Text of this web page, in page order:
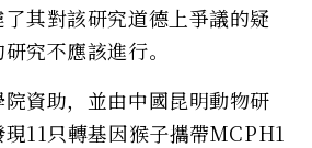
其對該研究道德上爭議的疑
究不應該進行。
資助，並由中國昆明動物研
11只轉基因猴子攜帶MCPH1